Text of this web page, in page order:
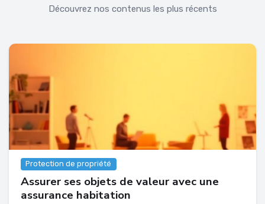
Découvrez nos contenus les plus récents
Protection de propriété
Assurer ses objets de valeur avec une
assurance habitation